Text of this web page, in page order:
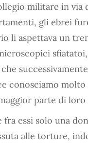
militare in via
gli ebrei
li aspettava un
conosciamo
parte di loro
essi solo una
alle torture,